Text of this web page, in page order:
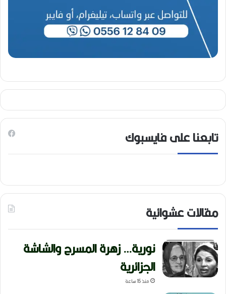
تابعنا على فايسبوك
مقالات عشوائية
نورية… زهرة المسرح والشاشة
الجزائرية
منذ 15 ساعة